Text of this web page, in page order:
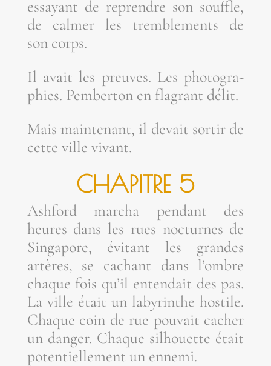
essayant de reprendre son souffle,
de cal­mer les trem­ble­ments de
son corps.
Il avait les preuves. Les pho­to­gra­
phies. Pem­ber­ton en fla­grant délit.
Mais main­te­nant, il devait sor­tir de
cette ville vivant.
CHA­PITRE 5
Ash­ford mar­cha pen­dant des
heures dans les rues noc­turnes de
Sin­ga­pore, évi­tant les grandes
artères, se cachant dans l’ombre
chaque fois qu’il enten­dait des pas.
La ville était un laby­rinthe hos­tile.
Chaque coin de rue pou­vait cacher
un dan­ger. Chaque sil­houette était
poten­tiel­le­ment un ennemi.